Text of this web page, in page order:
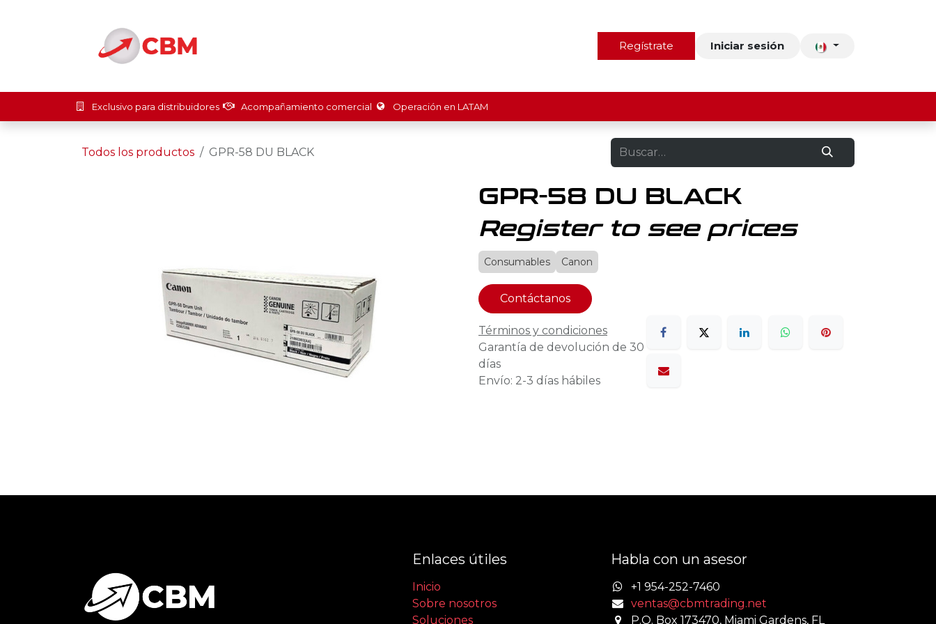
Nosotros Contacto
Regístrate Iniciar sesión
Exclusivo para distribuidores Acompañamiento comercial Operación en LATAM
Todos los productos GPR-58 DU BLACK
GPR-58 DU BLACK
Register to see prices
Consumables Canon
Contáctanos
Términos y condiciones
Garantía de devolución de 30
días
Envío: 2-3 días hábiles
Enlaces útiles
Inicio
Sobre nosotros
Soluciones
Habla con un asesor
+1 954-252-7460
ventas@cbmtrading.net
P.O. Box 173470, Miami Gardens, FL